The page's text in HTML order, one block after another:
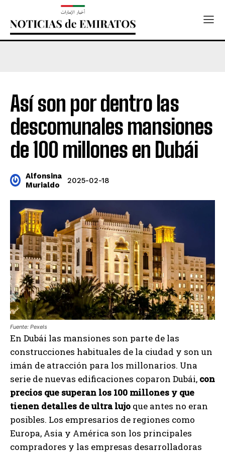
Así son por dentro las
descomunales mansiones
de 100 millones en Dubái
Alfonsina
Murialdo
2025-02-18
Fuente: Pexels
En Dubái las mansiones son parte de las
construcciones habituales de la ciudad y son un
imán de atracción para los millonarios. Una
serie de nuevas edificaciones coparon Dubái, con
precios que superan los 100 millones y que
tienen detalles de ultra lujo que antes no eran
posibles. Los empresarios de regiones como
Europa, Asia y América son los principales
compradores y las empresas desarrolladoras